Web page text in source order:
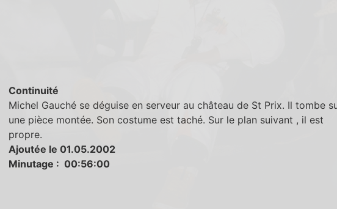
Continuité
Michel Gauché se déguise en serveur au château de St Prix. Il tombe
une pièce montée. Son costume est taché. Sur le plan suivant , il est
propre.
Ajoutée le 01.05.2002
Minutage : 00:56:00